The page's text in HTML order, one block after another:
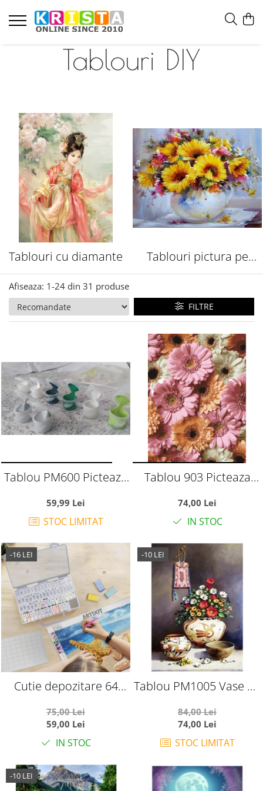
Tablouri DIY
Tablouri cu diamante
Tablouri pictura pe
numere
Afiseaza: 1-24 din 31 produse
FILTRE
Tablou PM600 Picteaza
leagan, 20x30 cm
59,99 Lei
STOC LIMITAT
Tablou 903 Picteaza
Crizanteme Pastelate,
40x50 cm
74,00 Lei
IN STOC
-16 LEI
Cutie depozitare 64
pietricele, bijuterii,
accesorii mici
75,00 Lei
59,00 Lei
IN STOC
-10 LEI
Tablou PM1005 Vase de
dupa numere, cu rama
de lemn, 40 x 50 cm
84,00 Lei
74,00 Lei
STOC LIMITAT
-10 LEI